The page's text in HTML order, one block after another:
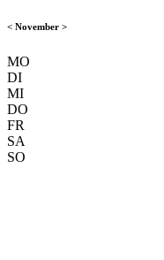
< November >
MO
DI
MI
DO
FR
SA
SO